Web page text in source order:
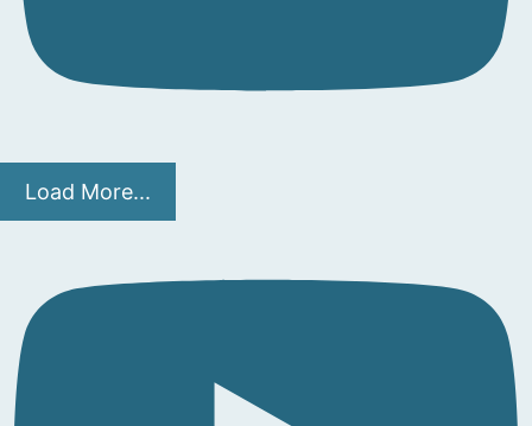
Load More...